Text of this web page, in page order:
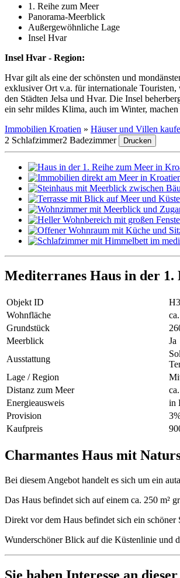
1. Reihe zum Meer
Panorama-Meerblick
Außergewöhnliche Lage
Insel Hvar
Insel Hvar - Region:
Hvar gilt als eine der schönsten und
exklusiver Ort v.a. für internationale
den Städten Jelsa und Hvar. Die Insel
ein sehr mildes Klima, auch im Winter,
Immobilien Kroatien » Häuser und Villen
2 Schlafzimmer2 Badezimmer Drucken
Mediterranes Haus in der
Objekt ID
Wohnfläche
Grundstück
Meerblick
Ja
Ausstattung
Lage / Region
Distanz zum Meer
Energieausweis
in
Provision
Kaufpreis
Charmantes Haus mit
Bei diesem Angebot handelt es sich um ein
Das Haus befindet sich auf einem ca. 250 m²
Direkt vor dem Haus befindet sich ein schöner
Wunderschöner Blick auf die Küstenlinie und